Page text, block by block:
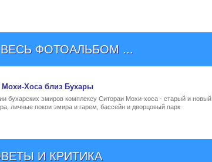
ФОТОАЛЬБОМ ...
Мохи-Хоса близ Бухары
бухарских эмиров комплексу Ситораи Мохи-хоса - старый и новый
личные покои эмира и гарем, бассейн и дворцовый парк
И КРИТИКА